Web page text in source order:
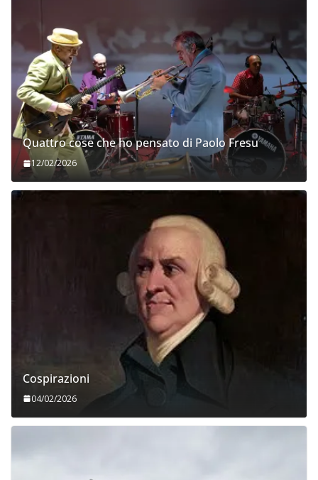
Quattro cose che ho pensato di Paolo Fresu
12/02/2026
Cospirazioni
04/02/2026